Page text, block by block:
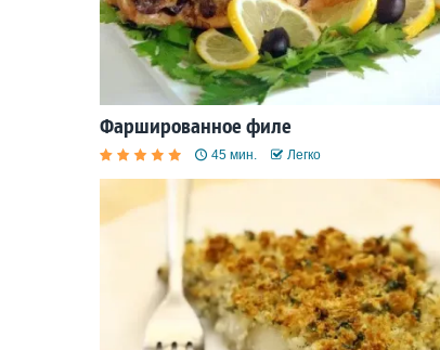
Фаршированное филе
45 мин. Легко